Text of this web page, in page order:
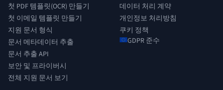
첫 PDF 템플릿(OCR) 만들기
첫 이메일 템플릿 만들기
지원 문서 형식
문서 메타데이터 추출
문서 추출 API
보안 및 프라이버시
전체 지원 문서 보기
데이터 처리 계약
개인정보 처리방침
쿠키 정책
GDPR 준수